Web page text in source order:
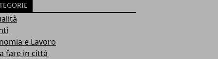
e Lavoro
fare in città